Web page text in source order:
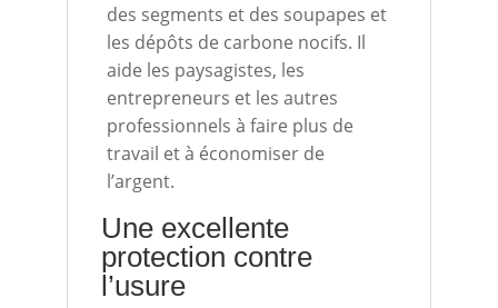
des segments et des soupapes et
les dépôts de carbone nocifs. Il
aide les paysagistes, les
entrepreneurs et les autres
professionnels à faire plus de
travail et à économiser de
l’argent.
Une excellente
protection contre
l’usure